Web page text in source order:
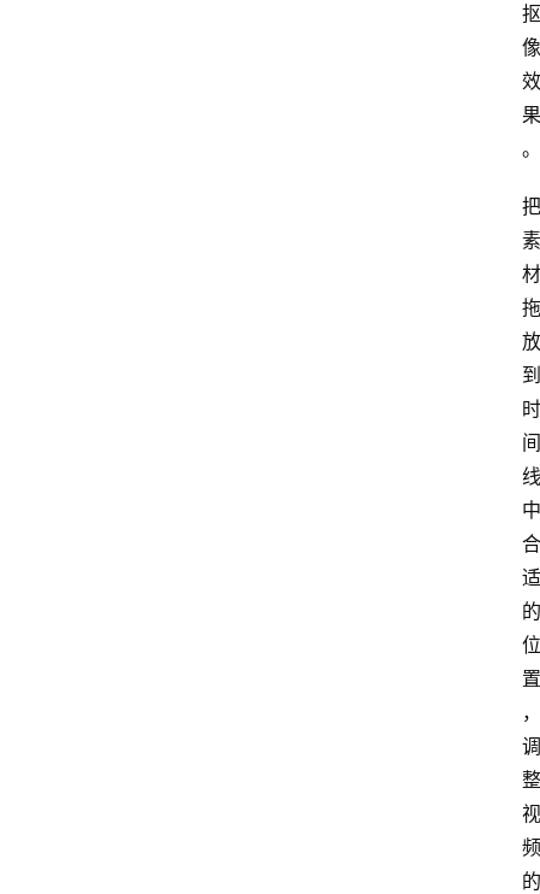
抠
像
效
果
。
把
素
材
拖
放
到
时
间
线
中
合
适
的
位
置
，
调
整
视
频
的